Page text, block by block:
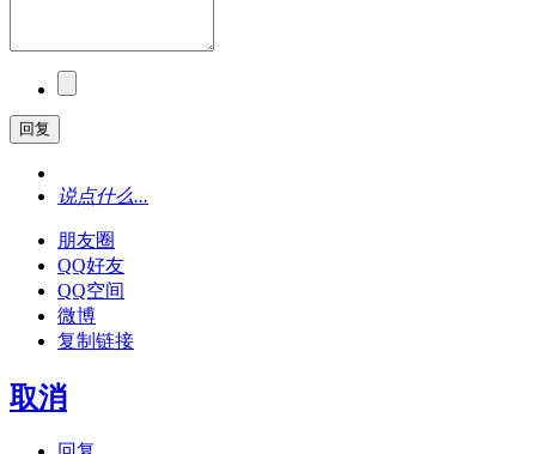
回复
说点什么...
朋友圈
QQ好友
QQ空间
微博
复制链接
取消